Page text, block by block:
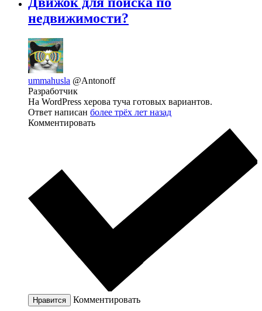
недвижимости?
ummahusla @Antonoff
Разработчик
На WordPress херова туча готовых вариантов.
Ответ написан более трёх лет назад
Комментировать
Нравится Комментировать